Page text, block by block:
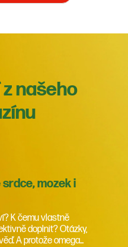
našeho
mozek i
K čemu vlastně
doplnit? Otázky,
A protože omega...